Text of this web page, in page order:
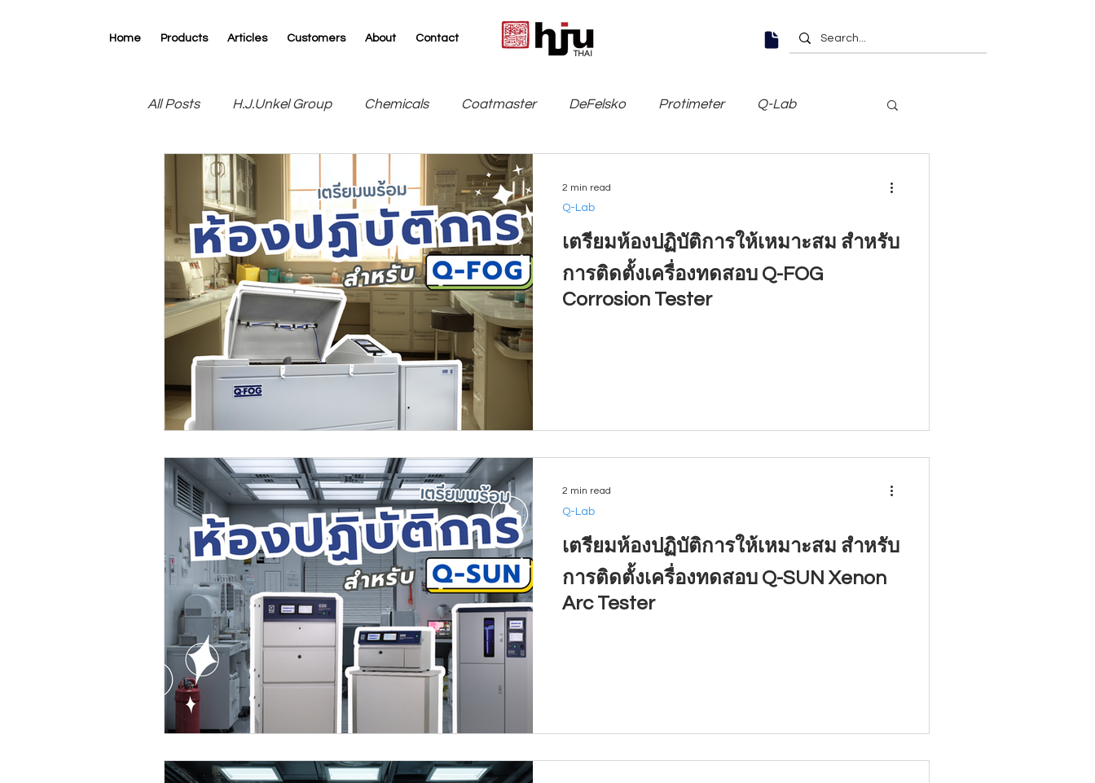
Home Products Articles Customers About Contact
THAI
All Posts H.J.Unkel Group Chemicals Coatmaster DeFelsko Protimeter Q-Lab
R.D.Specialties TQC Sheen / Industrial Physics
เตรียมห้องปฏิบัติการให้เหมาะสม สำหรับ
การติดตั้งเครื่องทดสอบ Q-FOG
Corrosion Tester
Q-Lab
2 min read
เตรียมห้องปฏิบัติการให้เหมาะสม สำหรับ
การติดตั้งเครื่องทดสอบ Q-SUN Xenon
Arc Tester
Q-Lab
2 min read